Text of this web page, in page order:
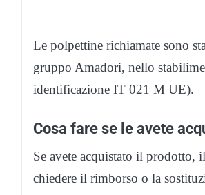
Le polpettine richiamate sono
gruppo Amadori, nello
identificazione IT 021 M UE).
Cosa fare se le avete
Se avete acquistato il
chiedere il rimborso o la